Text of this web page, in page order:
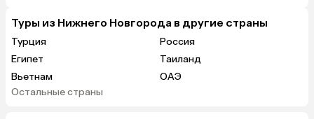
Туры из Нижнего Новгорода в другие страны
Турция
Россия
Египет
Таиланд
Вьетнам
ОАЭ
Мальдивы
Остальные страны